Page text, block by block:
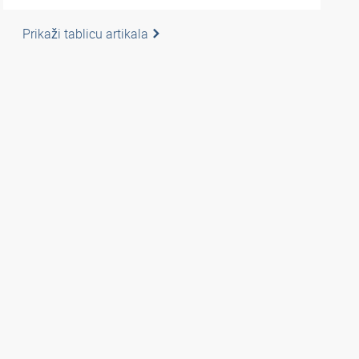
Prikaži tablicu artikala